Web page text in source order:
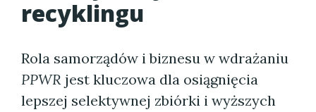
recyklingu
Rola samorządów i biznesu w wdrażaniu
PPWR jest kluczowa dla osiągnięcia
lepszej selektywnej zbiórki i wyższych